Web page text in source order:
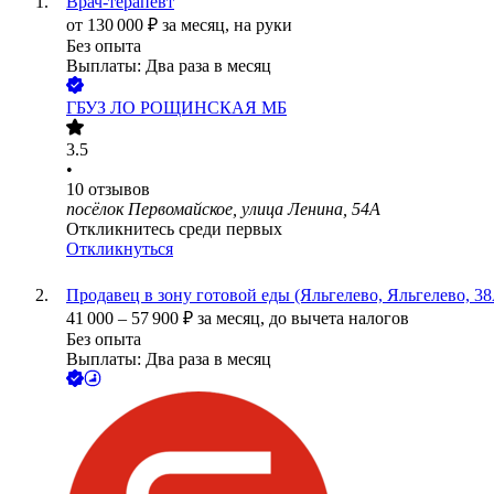
от 130 000 ₽ за месяц, на руки
Без опыта
Выплаты: Два раза в месяц
ГБУЗ ЛО РОЩИНСКАЯ МБ
3.5
•
10 отзывов
посёлок Первомайское, улица Ленина, 54А
Откликнитесь среди первых
Откликнуться
Продавец в зону готовой еды (Яльгелево, Яльгелево,
41 000 – 57 900 ₽ за месяц, до вычета налогов
Без опыта
Выплаты: Два раза в месяц